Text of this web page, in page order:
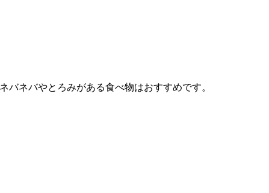
ネバやとろみがある食べ物はおすすめです。